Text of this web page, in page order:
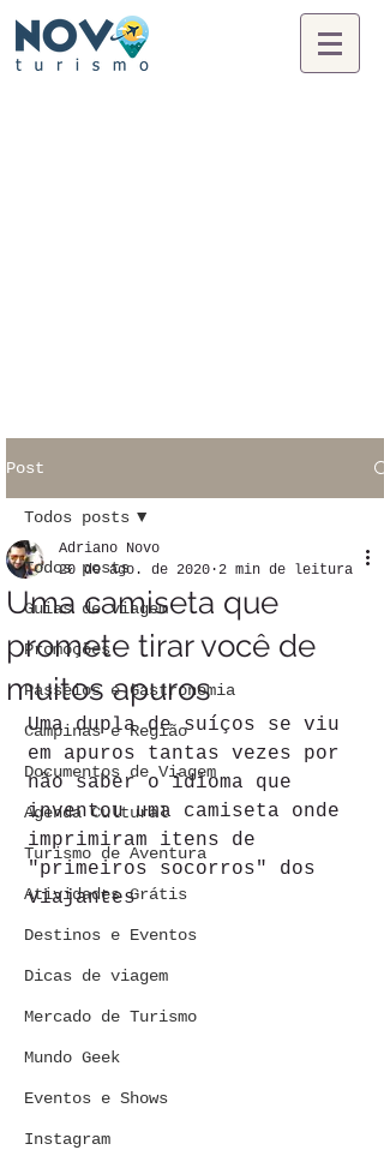
Post
Todos posts
Guias de viagem
Promoções
Passeios e Gastronomia
Campinas e Região
Documentos de Viagem
Agenda Cultural
Turismo de Aventura
Atividades Grátis
Destinos e Eventos
Dicas de viagem
Mercado de Turismo
Mundo Geek
Eventos e Shows
Instagram
Todos posts
Uma camiseta que
promete tirar você de
muitos apuros
Adriano Novo
20 de ago. de 2020 2 min de leitura
Uma dupla de suíços se viu
em apuros tantas vezes por
não saber o idioma que
inventou uma camiseta onde
imprimiram itens de
"primeiros socorros" dos
viajantes